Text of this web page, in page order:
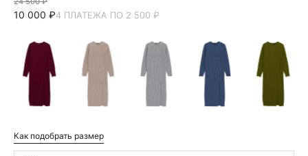
10 000 ₽4 ПЛАТЕЖА ПО 2 500 ₽
Как подобрать размер